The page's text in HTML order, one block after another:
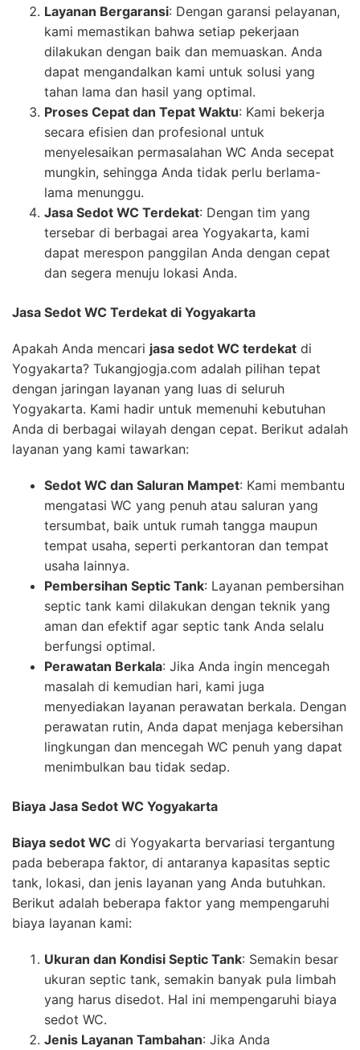
Layanan Bergaransi: Dengan garansi pelayanan,
kami memastikan bahwa setiap pekerjaan
dilakukan dengan baik dan memuaskan. Anda
dapat mengandalkan kami untuk solusi yang
tahan lama dan hasil yang optimal.
Proses Cepat dan Tepat Waktu: Kami bekerja
secara efisien dan profesional untuk
menyelesaikan permasalahan WC Anda secepat
mungkin, sehingga Anda tidak perlu berlama-
lama menunggu.
Jasa Sedot WC Terdekat: Dengan tim yang
tersebar di berbagai area Yogyakarta, kami
dapat merespon panggilan Anda dengan cepat
dan segera menuju lokasi Anda.
Jasa Sedot WC Terdekat di Yogyakarta
Apakah Anda mencari jasa sedot WC terdekat di
Yogyakarta? Tukangjogja.com adalah pilihan tepat
dengan jaringan layanan yang luas di seluruh
Yogyakarta. Kami hadir untuk memenuhi kebutuhan
Anda di berbagai wilayah dengan cepat. Berikut adalah
layanan yang kami tawarkan:
Sedot WC dan Saluran Mampet: Kami membantu
mengatasi WC yang penuh atau saluran yang
tersumbat, baik untuk rumah tangga maupun
tempat usaha, seperti perkantoran dan tempat
usaha lainnya.
Pembersihan Septic Tank: Layanan pembersihan
septic tank kami dilakukan dengan teknik yang
aman dan efektif agar septic tank Anda selalu
berfungsi optimal.
Perawatan Berkala: Jika Anda ingin mencegah
masalah di kemudian hari, kami juga
menyediakan layanan perawatan berkala. Dengan
perawatan rutin, Anda dapat menjaga kebersihan
lingkungan dan mencegah WC penuh yang dapat
menimbulkan bau tidak sedap.
Biaya Jasa Sedot WC Yogyakarta
Biaya sedot WC di Yogyakarta bervariasi tergantung
pada beberapa faktor, di antaranya kapasitas septic
tank, lokasi, dan jenis layanan yang Anda butuhkan.
Berikut adalah beberapa faktor yang mempengaruhi
biaya layanan kami:
Ukuran dan Kondisi Septic Tank: Semakin besar
ukuran septic tank, semakin banyak pula limbah
yang harus disedot. Hal ini mempengaruhi biaya
sedot WC.
Jenis Layanan Tambahan: Jika Anda